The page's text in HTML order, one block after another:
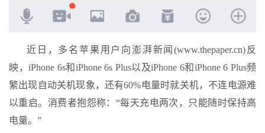
近日，多名苹果用户向澎湃新闻(www.thepaper.cn)反
映，iPhone 6s和iPhone 6s Plus以及iPhone 6和iPhone 6 Plus频
繁出现自动关机现象，还有60%电量时就关机，不连电源难
以重启。消费者抱怨称：“每天充电两次，只能随时保持高
电量。”